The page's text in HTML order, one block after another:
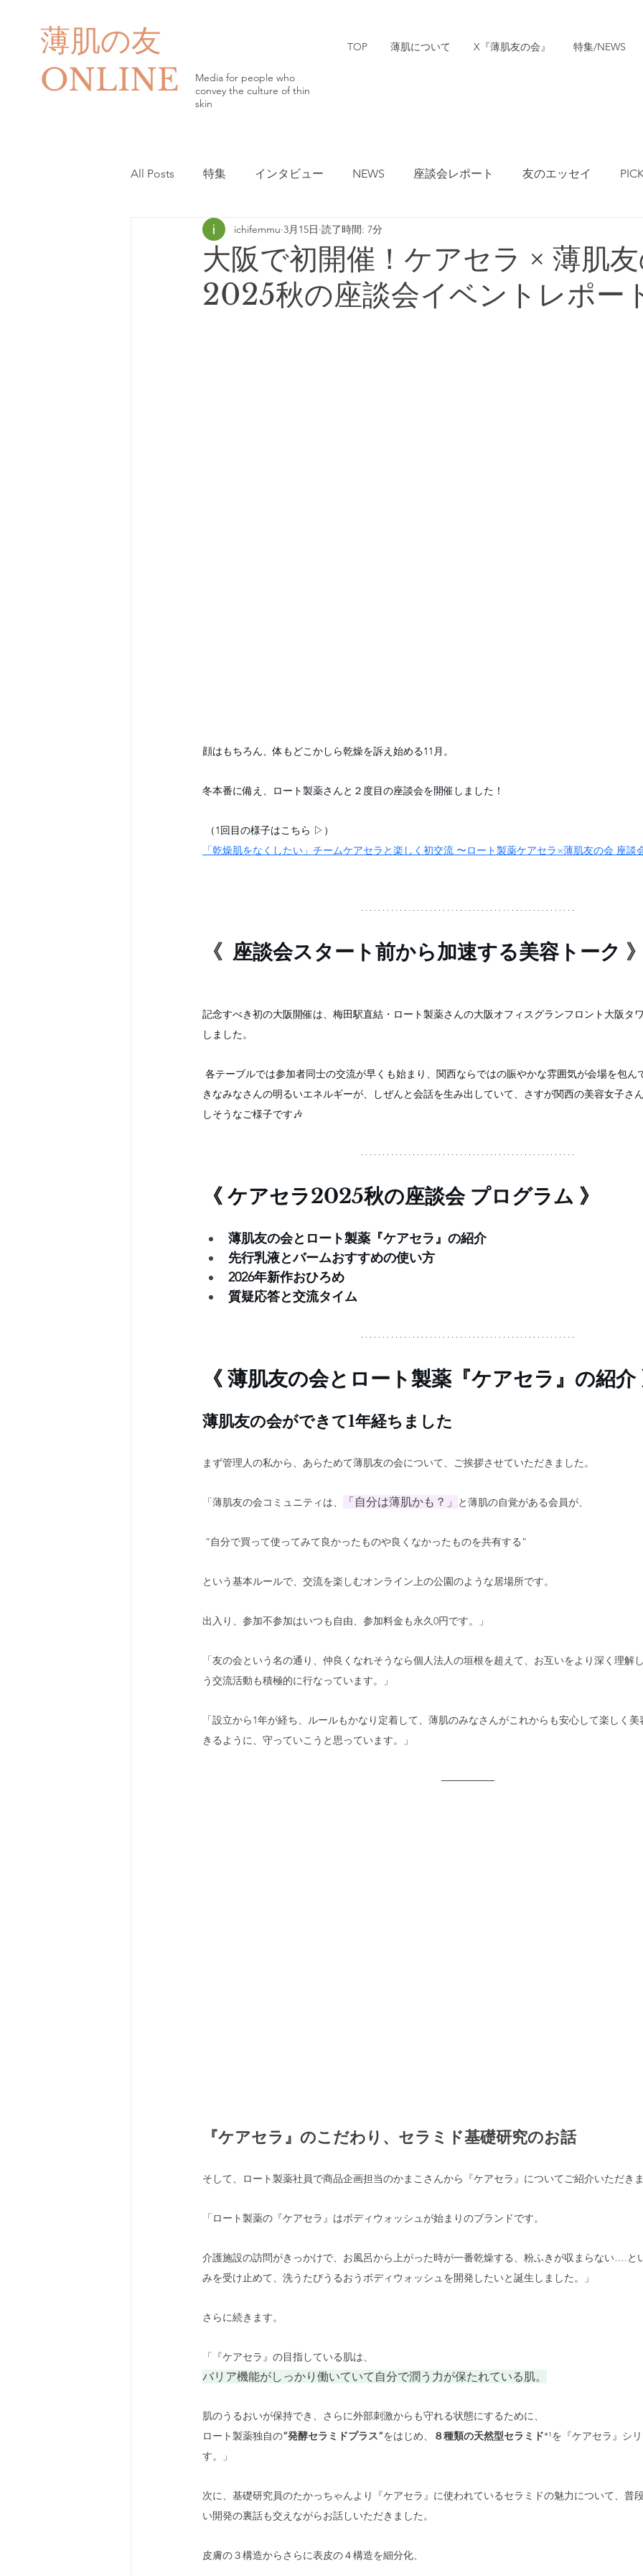
薄肌の友
ONLINE
Media for people who
convey the culture of thin
skin
TOP 薄肌について X『薄肌友の会』 特集/NEWS
All Posts 特集 インタビュー NEWS 座談会レポート 友のエッセイ
プレゼント＆アンケート調査 動向/Sponsored
大阪で初開催！ケアセラ × 薄肌
2025秋の座談会イベントレポー
ichifemmu 3月15日 読了時間: 7分
顔はもちろん、体もどこかしら乾燥を訴え始める11月。
冬本番に備え、ロート製薬さんと２度目の座談会を開催しました！
（1回目の様子はこちら ▷）
「乾燥肌をなくしたい」チームケアセラと楽しく初交流 〜ロート製薬ケアセラ×薄肌友の会 座談
《 座談会スタート前から加速する美容トーク
記念すべき初の大阪開催は、梅田駅直結・ロート製薬さんの大阪オフィスグランフロント大阪タ
しました。
きなみなさんの明るいエネルギーが、しぜんと会話を生み出していて、さすが関西の美容女子さ
しそうなご様子です🎶
《 ケアセラ2025秋の座談会 プログラム 》
薄肌友の会とロート製薬『ケアセラ』の紹介
先行乳液とバームおすすめの使い方
2026年新作おひろめ
質疑応答と交流タイム
《 薄肌友の会とロート製薬『ケアセラ』の紹介
薄肌友の会ができて1年経ちました
まず管理人の私から、あらためて薄肌友の会について、ご挨拶させていただきました。
「薄肌友の会コミュニティは、 「自分は薄肌かも？」 と薄肌の自覚がある会員が、
”自分で買って使ってみて良かったものや良くなかったものを共有する”
という基本ルールで、交流を楽しむオンライン上の公園のような居場所です。
出入り、参加不参加はいつも自由、参加料金も永久0円です。」
「友の会という名の通り、仲良くなれそうなら個人法人の垣根を超えて、お互いをより深く理解
う交流活動も積極的に行なっています。」
「設立から1年が経ち、ルールもかなり定着して、薄肌のみなさんがこれからも安心して楽しく
きるように、守っていこうと思っています。」
『ケアセラ』のこだわり、セラミド基礎研究のお話
そして、ロート製薬社員で商品企画担当のかまこさんから『ケアセラ』についてご紹介いただき
「ロート製薬の『ケアセラ』はボディウォッシュが始まりのブランドです。
介護施設の訪問がきっかけで、お風呂から上がった時が一番乾燥する、粉ふきが収まらない….と
みを受け止めて、洗うたびうるおうボディウォッシュを開発したいと誕生しました。」
さらに続きます。
「『ケアセラ』の目指している肌は、
バリア機能がしっかり働いていて自分で潤う力が保たれている肌。
肌のうるおいが保持でき、さらに外部刺激からも守れる状態にするために、
ロート製薬独自の”発酵セラミドプラス”をはじめ、 ８種類の天然型セラミド*¹を『ケアセラ』シ
す。」
次に、基礎研究員のたかっちゃんより『ケアセラ』に使われているセラミドの魅力について、普
い開発の裏話も交えながらお話しいただきました。
皮膚の３構造からさらに表皮の４構造を細分化、